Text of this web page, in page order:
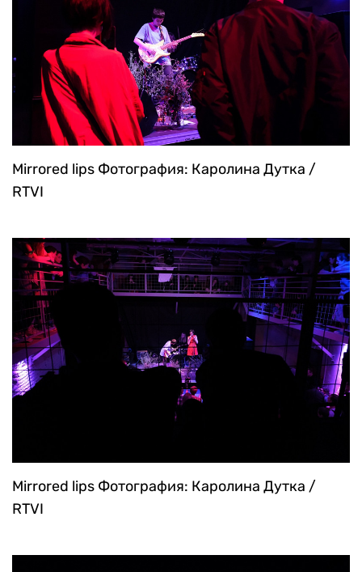
Mirrored lips Фотография: Каролина Дутка /
RTVI
Mirrored lips Фотография: Каролина Дутка /
RTVI